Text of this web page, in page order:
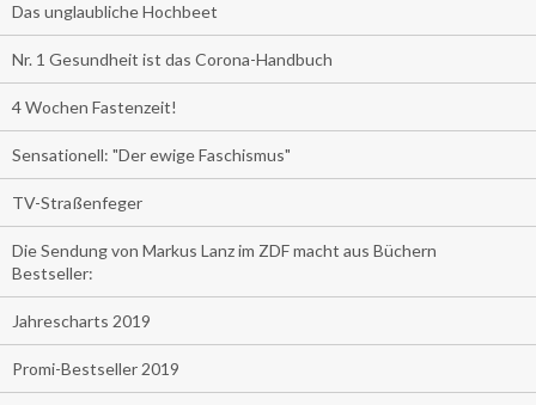
Das unglaubliche Hochbeet
Nr. 1 Gesundheit ist das Corona-Handbuch
4 Wochen Fastenzeit!
Sensationell: "Der ewige Faschismus"
TV-Straßenfeger
Die Sendung von Markus Lanz im ZDF macht aus Büchern
Bestseller:
Jahrescharts 2019
Promi-Bestseller 2019